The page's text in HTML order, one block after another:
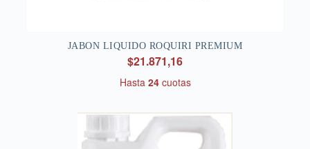
JABON LIQUIDO ROQUIRI PREMIUM
$21.871,16
Hasta 24cuotas